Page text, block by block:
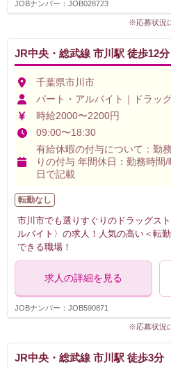
JOBナンバー：JOB028723
※応募状況
JR中央・総武線 市川駅 徒歩12分
千葉県市川市
パート・アルバイト｜ドラッ
時給2000〜2200円
09:00〜18:30
有給休暇の付与について：勤
りの付与 年間休日：勤務時
日で記載
転勤なし
市川市でも選りすぐりのドラッグス
ルバイト〉の求人！人気の高い＜転
できる職場！
求人の詳細を見る
JOBナンバー：JOB590871
※応募状況
JR中央・総武線 市川駅 徒歩3分